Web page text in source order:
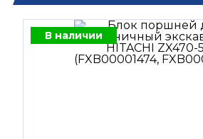
В наличии